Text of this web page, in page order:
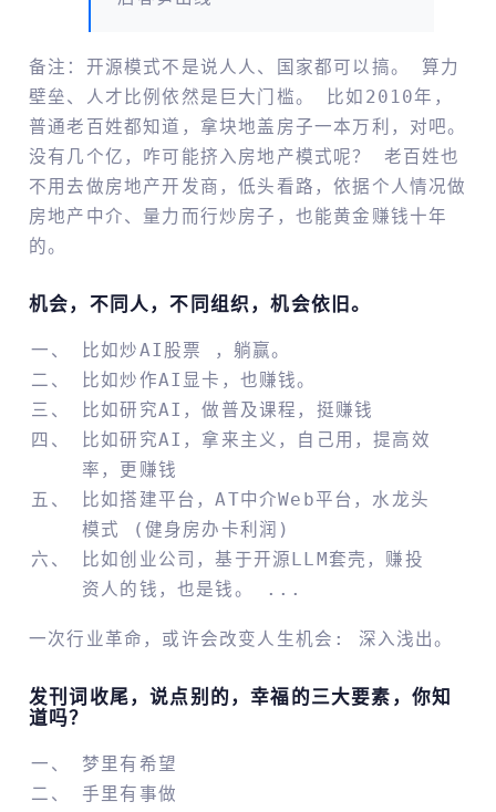
备注：开源模式不是说人人、国家都可以搞。 算力
壁垒、人才比例依然是巨大门槛。 比如2010年，
普通老百姓都知道，拿块地盖房子一本万利，对吧。
没有几个亿，咋可能挤入房地产模式呢？ 老百姓也
不用去做房地产开发商，低头看路，依据个人情况做
房地产中介、量力而行炒房子，也能黄金赚钱十年
的。
机会，不同人，不同组织，机会依旧。
比如炒AI股票 ，躺赢。
比如炒作AI显卡，也赚钱。
比如研究AI，做普及课程，挺赚钱
比如研究AI，拿来主义，自己用，提高效
率，更赚钱
比如搭建平台，AT中介web平台，水龙头
模式 (健身房办卡利润)
比如创业公司，基于开源LLM套壳，赚投
资人的钱，也是钱。 ...
一次行业革命，或许会改变人生机会: 深入浅出。
发刊词收尾，说点别的，幸福的三大要素，你知
道吗？
梦里有希望
手里有事做